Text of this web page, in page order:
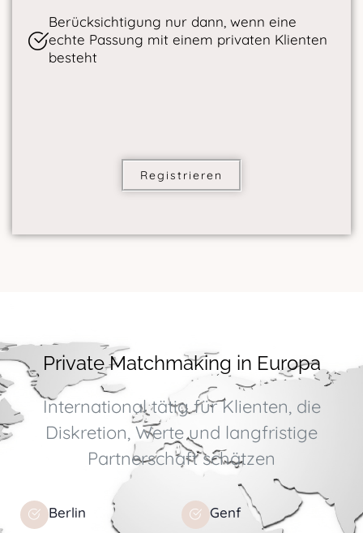
Berücksichtigung nur dann, wenn eine
echte Passung mit einem privaten Klienten
besteht
Registrieren
Private Matchmaking in Europa
International tätig für Klienten, die
Diskretion, Werte und langfristige
Partnerschaft schätzen
Berlin Genf